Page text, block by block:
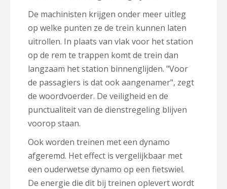
De machinisten krijgen onder meer uitleg
op welke punten ze de trein kunnen laten
uitrollen. In plaats van vlak voor het station
op de rem te trappen komt de trein dan
langzaam het station binnenglijden. "Voor
de passagiers is dat ook aangenamer", zegt
de woordvoerder. De veiligheid en de
punctualiteit van de dienstregeling blijven
voorop staan.
Ook worden treinen met een dynamo
afgeremd. Het effect is vergelijkbaar met
een ouderwetse dynamo op een fietswiel.
De energie die dit bij treinen oplevert wordt